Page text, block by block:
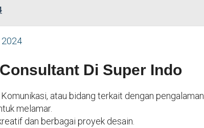
2024
Di Super Indo
atau bidang terkait dengan pengalaman
melamar.
dan berbagai proyek desain.